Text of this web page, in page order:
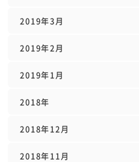
2019年3月
2019年2月
2019年1月
2018年
2018年12月
2018年11月